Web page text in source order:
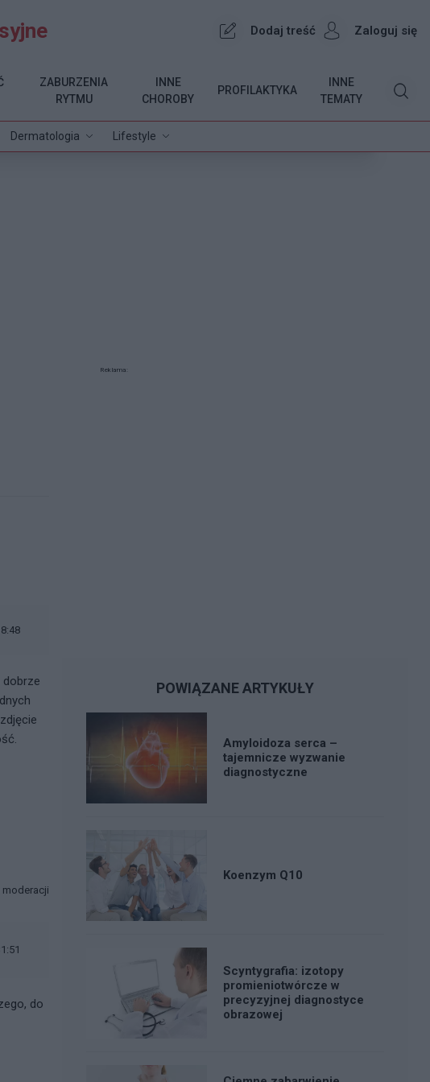
Dodaj treść Zaloguj się
Dermatologia Lifestyle
ZABURZENIA
RYTMU
INNE
CHOROBY
PROFILAKTYKA
INNE
TEMATY
moderacji
do
Reklama:
POWIĄZANE ARTYKUŁY
Amyloidoza serca –
tajemnicze wyzwanie
diagnostyczne
Koenzym Q10
Scyntygrafia: izotopy
promieniotwórcze w
precyzyjnej diagnostyce
obrazowej